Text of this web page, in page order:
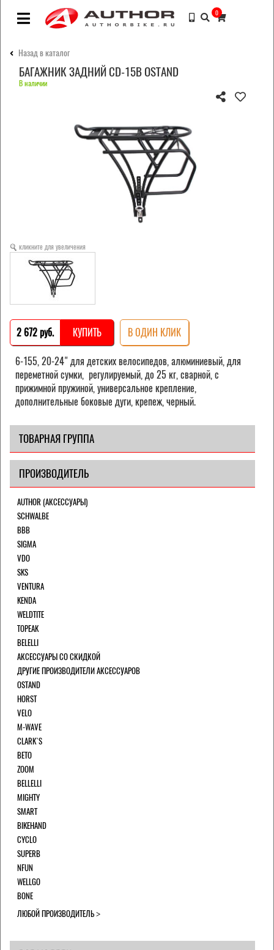
0
Назад в каталог
БАГАЖНИК ЗАДНИЙ CD-15B OSTAND
В наличии
кликните для увеличения
2 672 pуб. КУПИТЬ В ОДИН КЛИК
6-155, 20-24" для детских велосипедов, алюминиевый, для
переметной сумки, регулируемый, до 25 кг, сварной, с
прижимной пружиной, универсальное крепление,
дополнительные боковые дуги, крепеж, черный.
ТОВАРНАЯ ГРУППА
ПРОИЗВОДИТЕЛЬ
AUTHOR (АКСЕССУАРЫ)
SCHWALBE
BBB
SIGMA
VDO
SKS
VENTURA
KENDA
WELDTITE
TOPEAK
BELELLI
АКСЕССУАРЫ СО СКИДКОЙ
ДРУГИЕ ПРОИЗВОДИТЕЛИ АКСЕССУАРОВ
OSTAND
HORST
VELO
M-WAVE
CLARK`S
BETO
ZOOM
BELLELLI
MIGHTY
SMART
BIKEHAND
CYCLO
SUPERB
NFUN
WELLGO
BONE
ЛЮБОЙ ПРОИЗВОДИТЕЛЬ